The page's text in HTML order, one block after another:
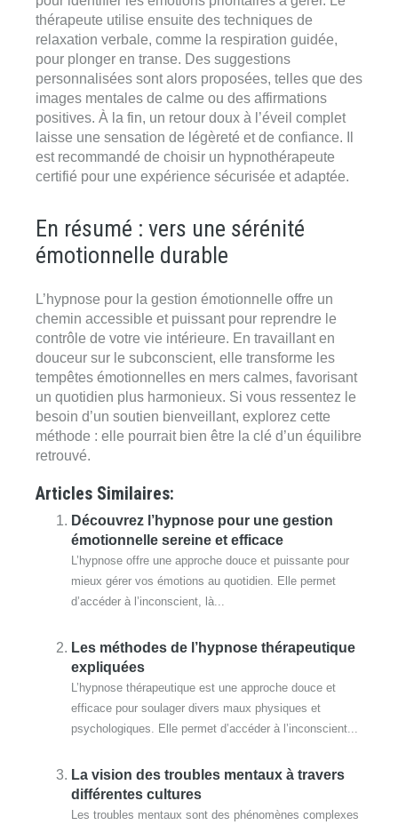
thérapeute utilise ensuite des techniques de
relaxation verbale, comme la respiration guidée,
pour plonger en transe. Des suggestions
personnalisées sont alors proposées, telles que des
images mentales de calme ou des affirmations
positives. À la fin, un retour doux à l’éveil complet
laisse une sensation de légèreté et de confiance. Il
est recommandé de choisir un hypnothérapeute
certifié pour une expérience sécurisée et adaptée.
En résumé : vers une sérénité
émotionnelle durable
L’hypnose pour la gestion émotionnelle offre un
chemin accessible et puissant pour reprendre le
contrôle de votre vie intérieure. En travaillant en
douceur sur le subconscient, elle transforme les
tempêtes émotionnelles en mers calmes, favorisant
un quotidien plus harmonieux. Si vous ressentez le
besoin d’un soutien bienveillant, explorez cette
méthode : elle pourrait bien être la clé d’un équilibre
retrouvé.
Articles Similaires:
Découvrez l’hypnose pour une gestion
émotionnelle sereine et efficace
L’hypnose offre une approche douce et puissante pour
mieux gérer vos émotions au quotidien. Elle permet
d’accéder à l’inconscient, là...
Les méthodes de l’hypnose thérapeutique
expliquées
L’hypnose thérapeutique est une approche douce et
efficace pour soulager divers maux physiques et
psychologiques. Elle permet d’accéder à l’inconscient...
La vision des troubles mentaux à travers
différentes cultures
Les troubles mentaux sont des phénomènes complexes